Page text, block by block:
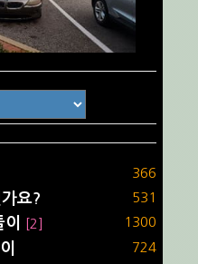
366
요? 531
[2] 1300
724